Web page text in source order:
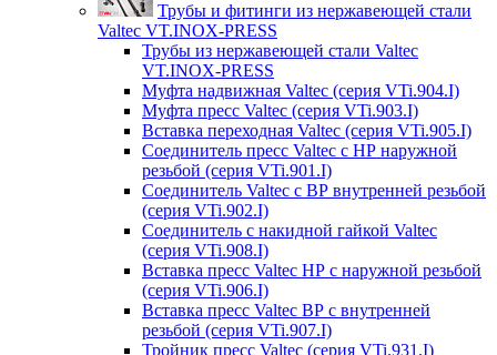
Трубы и фитинги из нержавеющей стали
Valtec VT.INOX-PRESS
Трубы из нержавеющей стали Valtec
VT.INOX-PRESS
Муфта надвижная Valtec (серия VTi.904.I)
Муфта пресс Valtec (серия VTi.903.I)
Вставка переходная Valtec (серия VTi.905.I)
Соединитель пресс Valtec с НР наружной
резьбой (серия VTi.901.I)
Соединитель Valtec с ВР внутренней резьбой
(серия VTi.902.I)
Соединитель с накидной гайкой Valtec
(серия VTi.908.I)
Вставка пресс Valtec НР с наружной резьбой
(серия VTi.906.I)
Вставка пресс Valtec ВР с внутренней
резьбой (серия VTi.907.I)
Тройник пресс Valtec (серия VTi.931.I)